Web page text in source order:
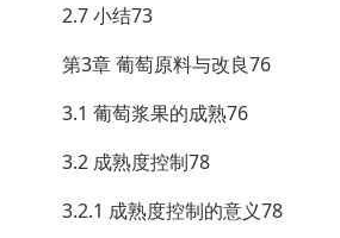
2.7 小结73
第3章 葡萄原料与改良76
3.1 葡萄浆果的成熟76
3.2 成熟度控制78
3.2.1 成熟度控制的意义78